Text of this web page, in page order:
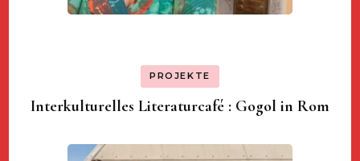
PROJEKTE
Interkulturelles Literaturcafé : Gogol in Rom